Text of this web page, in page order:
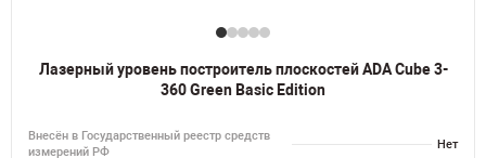
Лазерный уровень построитель плоскостей ADA Cube 3-
360 Green Basic Edition
Внесён в Государственный реестр средств
измерений РФ
Нет